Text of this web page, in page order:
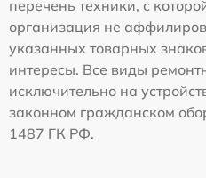
перечень техники, с
организация не
указанных товарных
интересы. Все виды
исключительно на
законном гражданском
1487 ГК РФ.